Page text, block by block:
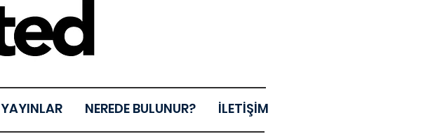
YAYINLAR NEREDE BULUNUR? İLETİŞİM